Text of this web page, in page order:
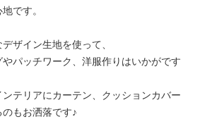
です。
ザイン生地を使って、
パッチワーク、洋服作りはいかがです
ンテリアにカーテン、クッションカバー
もお洒落です♪